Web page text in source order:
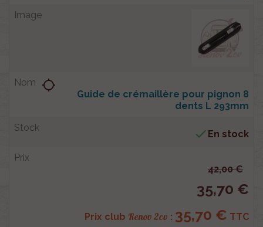
Guide de crémaillère pour pignon 8
dents L 293mm
location_searching
 En stock
42,00 €
35,70 €
Prix club Renov 2cv : 35,70 € TTC